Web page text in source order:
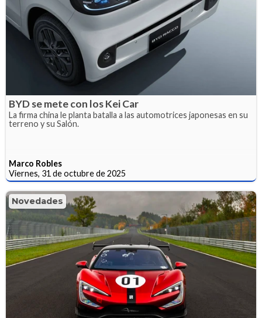
BYD se mete con los Kei Car
La firma china le planta batalla a las automotrices japonesas en su
terreno y su Salón.
Marco Robles
Viernes, 31 de octubre de 2025
Novedades